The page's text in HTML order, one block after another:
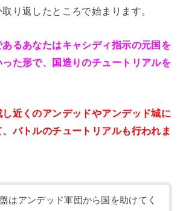
り返したところで始まります。
るあなたはキャシディ指示の元国を
た形で、国造りのチュートリアルを
近くのアンデッドやアンデッド城に
バトルのチュートリアルも行われま
はアンデッド軍団から国を助けてく